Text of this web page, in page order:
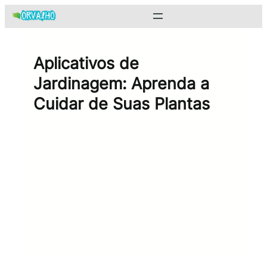
Pular
para
Aplicativos de
Jardinagem: Aprenda a
Cuidar de Suas Plantas